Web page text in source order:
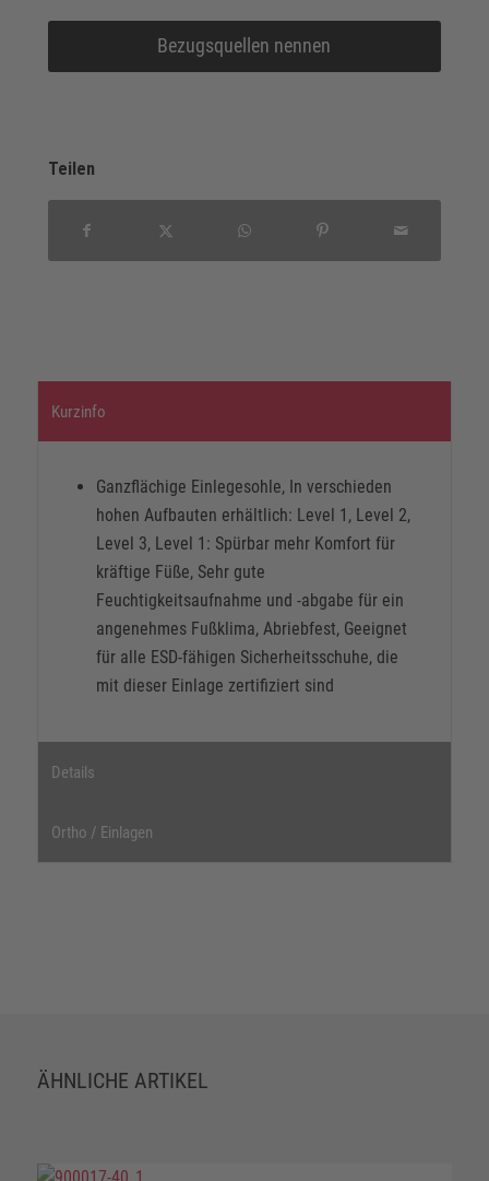
Bezugsquellen nennen
Teilen
Kurzinfo
Ganzflächige Einlegesohle, In verschieden
hohen Aufbauten erhältlich: Level 1, Level 2,
Level 3, Level 1: Spürbar mehr Komfort für
kräftige Füße, Sehr gute
Feuchtigkeitsaufnahme und -abgabe für ein
angenehmes Fußklima, Abriebfest, Geeignet
für alle ESD-fähigen Sicherheitsschuhe, die
mit dieser Einlage zertifiziert sind
Details
Ortho / Einlagen
ÄHNLICHE ARTIKEL